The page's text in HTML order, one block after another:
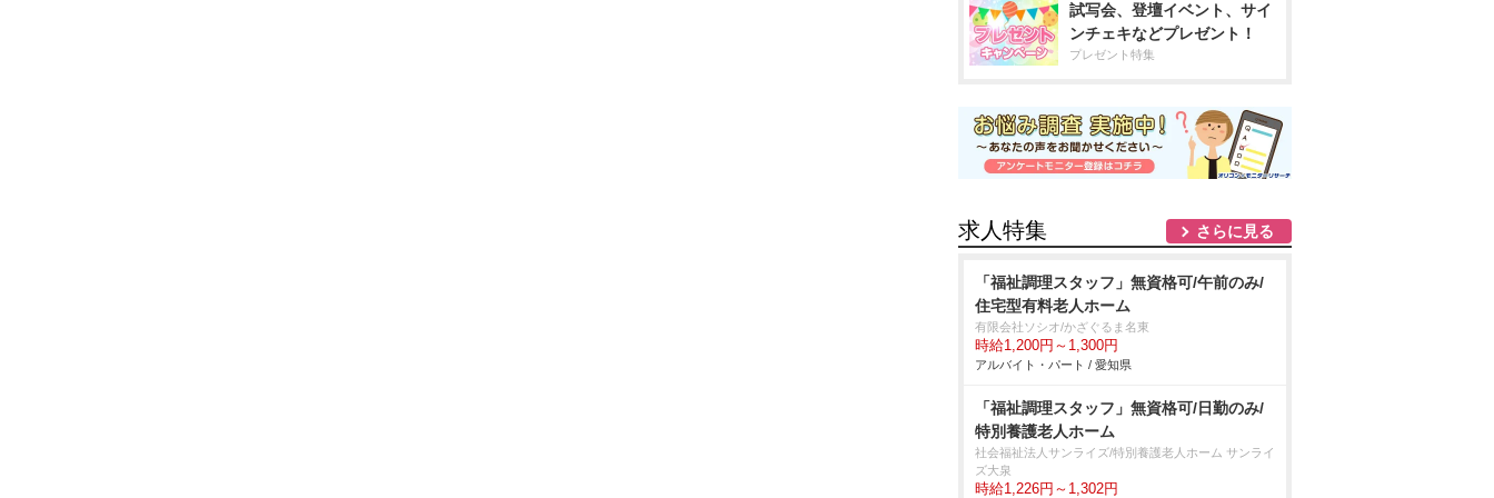
試写会、登壇イベント、サイ
ンチェキなどプレゼント！
プレゼント特集
求人特集 さらに見る
「福祉調理スタッフ」無資格可/午前のみ/
住宅型有料老人ホーム
有限会社ソシオ/かざぐるま名東
時給1,200円～1,300円
アルバイト・パート / 愛知県
「福祉調理スタッフ」無資格可/日勤のみ/
特別養護老人ホーム
社会福祉法人サンライズ/特別養護老人ホーム サンライ
ズ大泉
時給1,226円～1,302円